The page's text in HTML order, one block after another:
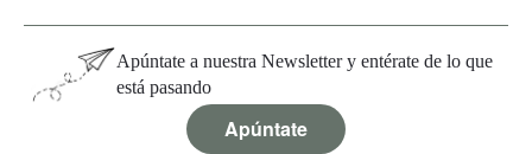
Apúntate a nuestra Newsletter y entérate de lo que
está pasando
Apúntate